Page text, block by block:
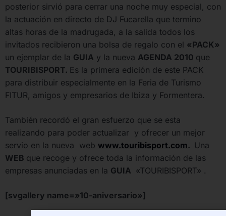
posterior sirvió para cerrar una noche muy especial, con
la actuación en directo de DJ Fucarella que termino
altas horas de la madrugada, a la salida todos los
invitados recibieron una bolsa de regalo con el «PACK»
un ejemplar de la GUIA y la nueva AGENDA 2010 que
TOURIBISPORT. Es la primera edición de este PACK
para distribuir especialmente en la Feria de Turismo
FITUR, amigos y empresarios de Ibiza y Formentera.
También recordó el gran esfuerzo que se esta
realizando para poder actualizar y ofrecer un mejor
servio en la nueva web www.touribisport.com. Una
WEB que recoge y ofrece toda la información de las
empresas anunciadas en la GUIA «TOURIBISPORT» .
[svgallery name=»10-aniversario»]